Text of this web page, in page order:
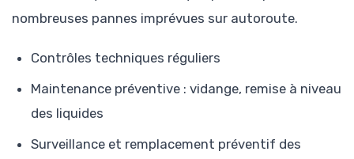
nombreuses pannes imprévues sur autoroute.
Contrôles techniques réguliers
Maintenance préventive : vidange, remise à niveau
des liquides
Surveillance et remplacement préventif des